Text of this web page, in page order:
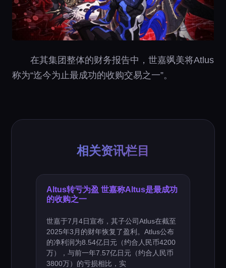
在其集团整体的财务报告中，世嘉飒美将Atlus
称为“迄今为止最成功的收购交易之一”。
相关资讯栏目
Altus转亏为盈 世嘉称Altus是最成功
的收购之一
世嘉于7月4日宣布，其子公司Atlus在截至
2025年3月的财年恢复了盈利。Atlus公布
的净利润为8.54亿日元（约合人民币4200
万），与前一年7.57亿日元（约合人民币
3800万）的亏损相比，实